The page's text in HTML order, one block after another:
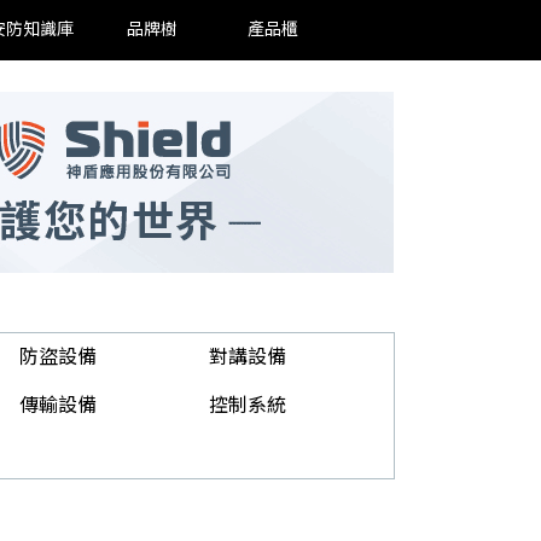
防知識庫 品牌樹 產品櫃
防盜設備
對講設備
傳輸設備
控制系統